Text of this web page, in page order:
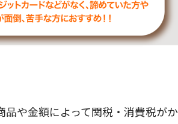
や金額によって関税・消費税が